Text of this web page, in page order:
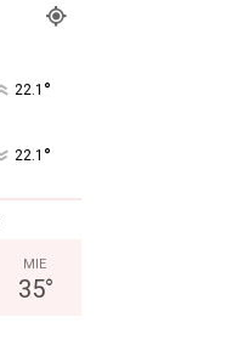
22.1 °
22.1 °
MIE
35°